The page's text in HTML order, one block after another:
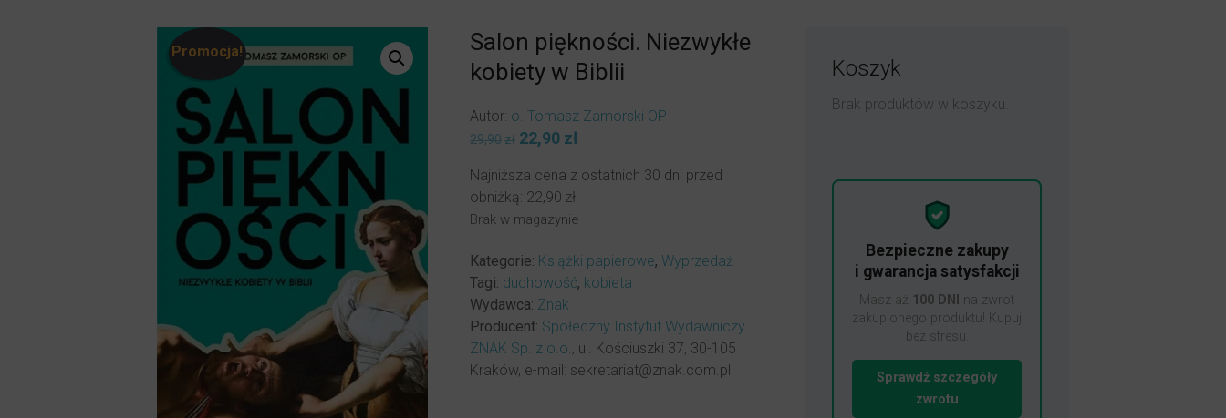
Promocja!
Salon piękności. Niezwykłe
kobiety w Biblii
Autor: o. Tomasz Zamorski OP
29,90zł Pierwotna
wynosiła:
29,90zł.
22,90 złAktualna
wynosi:
Najniższa cena z ostatnich 30 dni przed
obniżką: 22,90 zł
Brak w magazynie
Kategorie: Książki papierowe, Wyprzedaż
Tagi: duchowość, kobieta
Wydawca: Znak
Producent: Społeczny Instytut Wydawniczy
ZNAK Sp. z o.o. , ul. Kościuszki 37, 30-105
Kraków, e-mail: sekretariat@znak.com.pl
Koszyk
Brak produktów w koszyku.
Bezpieczne zakupy
i gwarancja satysfakcji
Masz aż 100 DNI
na zwrot
zakupionego produktu! Kupuj
bez stresu.
Sprawdź szczegóły
zwrotu